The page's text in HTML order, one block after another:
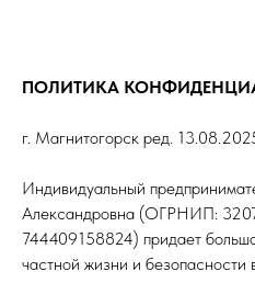
ПОЛИТИКА
г. Магнитогорск ред.
Индивидуальный
Александровна (ОГРНИП:
744409158824) придает
частной жизни и